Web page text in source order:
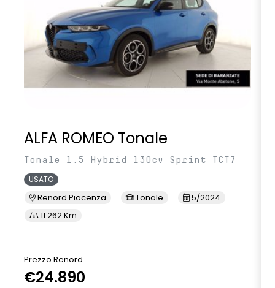
ALFA ROMEO Tonale
Tonale 1.5 Hybrid 130cv Sprint TCT7
USATO
Renord Piacenza Tonale
5/2024
11.262 Km
Prezzo Renord
€24.890